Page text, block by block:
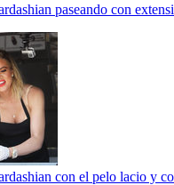
paseando con
con el pelo lacio y